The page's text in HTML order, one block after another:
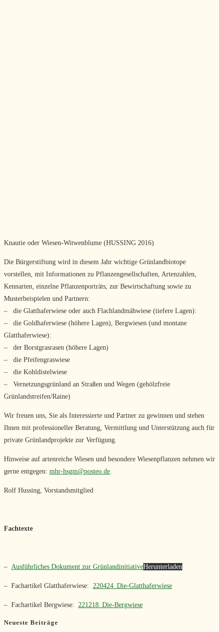
Knautie oder Wiesen-Witwenblume (HUSSING 2016)
Die Bürgerstiftung wird in diesem Jahr wichtige Grünlandbiotope
vorstellen, mit Informationen zu Pflanzengesellschaften, Artenzahlen,
Kennarten, einzelne Pflanzenporträts, zur Bewirtschaftung sowie zu
Musterbeispielen und Partnern:
– die Glatthaferwiese oder auch Flachlandmähwiese (tiefere Lagen):
– die Goldhaferwiese (höhere Lagen), Bergwiesen (und montane
Glatthaferwiese):
– der Borstgrasrasen (höhere Lagen)
– die Pfeifengraswiese
– die Kohldistelwiese
– Vernetzungsgrünland an Straßen und Wegen (gehölzfreie
Grünlandstreifen/Raine)
Wir freuen uns, Sie als Interessierte und Partner zu gewinnen und stehen
Ihnen mit professioneller Beratung, Vermittlung und Unterstützung auch für
private Grünlandprojekte zur Verfügung.
Hinweise auf artenreiche Wiesen und besondere Wiesenpflanzen nehmen wir
gerne entgegen: mhr-hsgm@posteo.de
Rolf Hussing, Vorstandsmitglied
Fachtexte
– Ausführliches Dokument zur GrünlandinitiativeHerunterladen
– Fachartikel Glatthaferwiese: 220424_Die-Glatthaferwiese
– Fachartikel Bergwiese: 221218_Die-Bergwiese
Neueste Beiträge